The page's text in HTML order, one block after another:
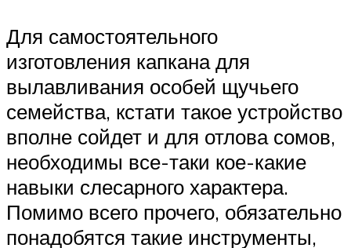
Для самостоятельного
изготовления капкана для
вылавливания особей щучьего
семейства, кстати такое устройство
вполне сойдет и для отлова сомов,
необходимы все-таки кое-какие
навыки слесарного характера.
Помимо всего прочего, обязательно
понадобятся такие инструменты,